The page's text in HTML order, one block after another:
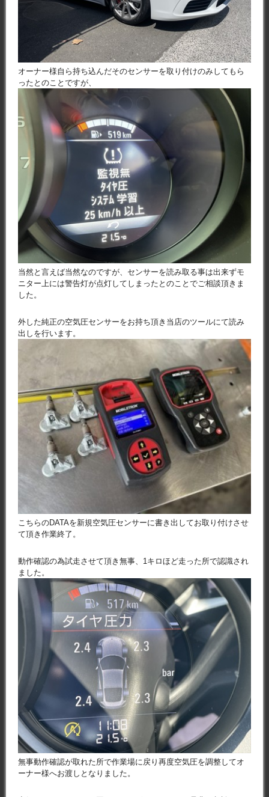
オーナー様自ら持ち込んだそのセンサーを取り付けのみしてもら
ったとのことですが、
当然と言えば当然なのですが、センサーを読み取る事は出来ずモ
ニター上には警告灯が点灯してしまったとのことでご相談頂きま
した。
外した純正の空気圧センサーをお持ち頂き当店のツールにて読み
出しを行います。
こちらのDATAを新規空気圧センサーに書き出してお取り付けさせ
て頂き作業終了。
動作確認の為試走させて頂き無事、1キロほど走った所で認識され
ました。
無事動作確認が取れた所で作業場に戻り再度空気圧を調整してオ
ーナー様へお渡しとなりました。